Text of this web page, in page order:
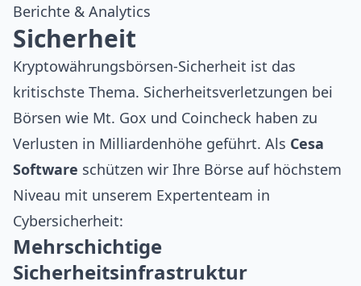
Berichte & Analytics
Sicherheit
Kryptowährungsbörsen-Sicherheit ist das
kritischste Thema. Sicherheitsverletzungen bei
Börsen wie Mt. Gox und Coincheck haben zu
Verlusten in Milliardenhöhe geführt. Als Cesa
Software schützen wir Ihre Börse auf höchstem
Niveau mit unserem Expertenteam in
Cybersicherheit:
Mehrschichtige
Sicherheitsinfrastruktur